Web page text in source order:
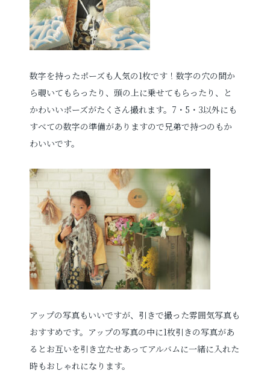
数字を持ったポーズも人気の1枚です！数字の穴の間か
ら覗いてもらったり、頭の上に乗せてもらったり、と
かわいいポーズがたくさん撮れます。 7・5・3以外にも
すべての数字の準備がありますので兄弟で持つのもか
わいいです。
アップの写真もいいですが、引きで撮った雰囲気写真も
おすすめです。アップの写真の中に1枚引きの写真があ
るとお互いを引き立たせあってアルバムに一緒に入れた
時もおしゃれになります。